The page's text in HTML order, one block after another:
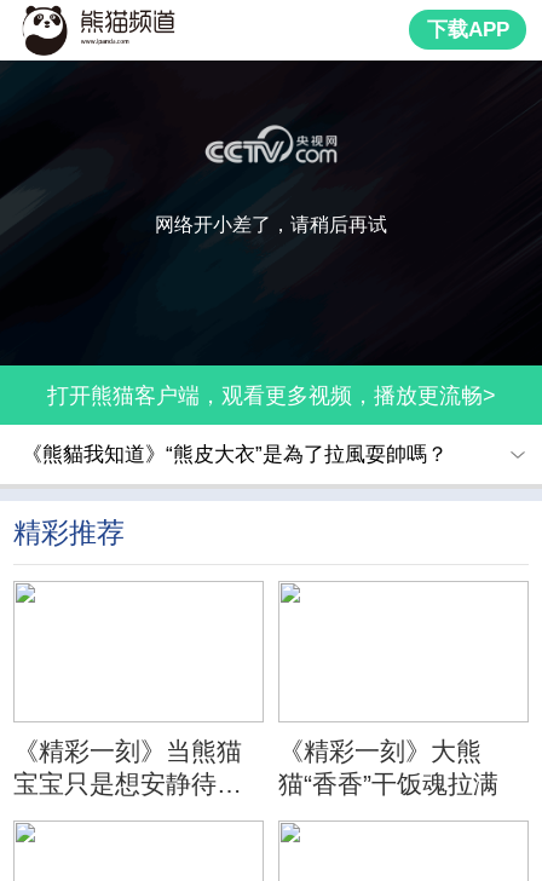
下载APP
网络开小差了，请稍后再试
打开熊猫客户端，观看更多视频，播放更流畅>
《熊貓我知道》“熊皮大衣”是為了拉風耍帥嗎？
精彩推荐
《精彩一刻》当熊猫
宝宝只是想安静待会
儿
《精彩一刻》大熊
猫“香香”干饭魂拉满